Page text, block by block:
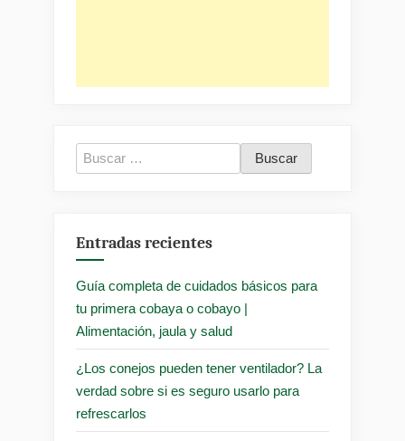
Buscar:
Entradas recientes
Guía completa de cuidados básicos para
tu primera cobaya o cobayo |
Alimentación, jaula y salud
¿Los conejos pueden tener ventilador? La
verdad sobre si es seguro usarlo para
refrescarlos